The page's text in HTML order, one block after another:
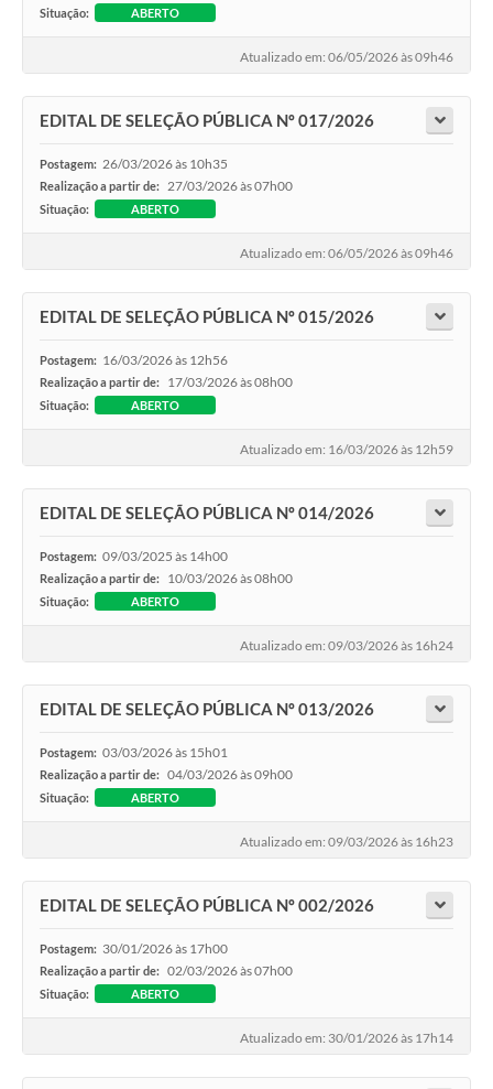
Situação: ABERTO
Atualizado em: 06/05/2026 às 09h46
EDITAL DE SELEÇÃO PÚBLICA Nº 017/2026
Postagem: 26/03/2026 às 10h35
Realização a partir de: 27/03/2026 às 07h00
Situação: ABERTO
Atualizado em: 06/05/2026 às 09h46
EDITAL DE SELEÇÃO PÚBLICA Nº 015/2026
Postagem: 16/03/2026 às 12h56
Realização a partir de: 17/03/2026 às 08h00
Situação: ABERTO
Atualizado em: 16/03/2026 às 12h59
EDITAL DE SELEÇÃO PÚBLICA Nº 014/2026
Postagem: 09/03/2025 às 14h00
Realização a partir de: 10/03/2026 às 08h00
Situação: ABERTO
Atualizado em: 09/03/2026 às 16h24
EDITAL DE SELEÇÃO PÚBLICA Nº 013/2026
Postagem: 03/03/2026 às 15h01
Realização a partir de: 04/03/2026 às 09h00
Situação: ABERTO
Atualizado em: 09/03/2026 às 16h23
EDITAL DE SELEÇÃO PÚBLICA Nº 002/2026
Postagem: 30/01/2026 às 17h00
Realização a partir de: 02/03/2026 às 07h00
Situação: ABERTO
Atualizado em: 30/01/2026 às 17h14